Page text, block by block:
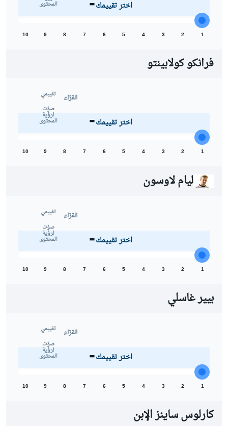
المحتوى اختر تقييمك
1
2
3
4
5
6
7
8
9
10
فرانكو كولابينتو
تقييمي
-
القرّاء
صوّت
لرؤية
المحتوى اختر تقييمك
1
2
3
4
5
6
7
8
9
10
ليام لاوسون
تقييمي
-
القرّاء
صوّت
لرؤية
المحتوى اختر تقييمك
1
2
3
4
5
6
7
8
9
10
بيير غاسلي
تقييمي
-
القرّاء
صوّت
لرؤية
المحتوى اختر تقييمك
1
2
3
4
5
6
7
8
9
10
كارلوس ساينز الإبن